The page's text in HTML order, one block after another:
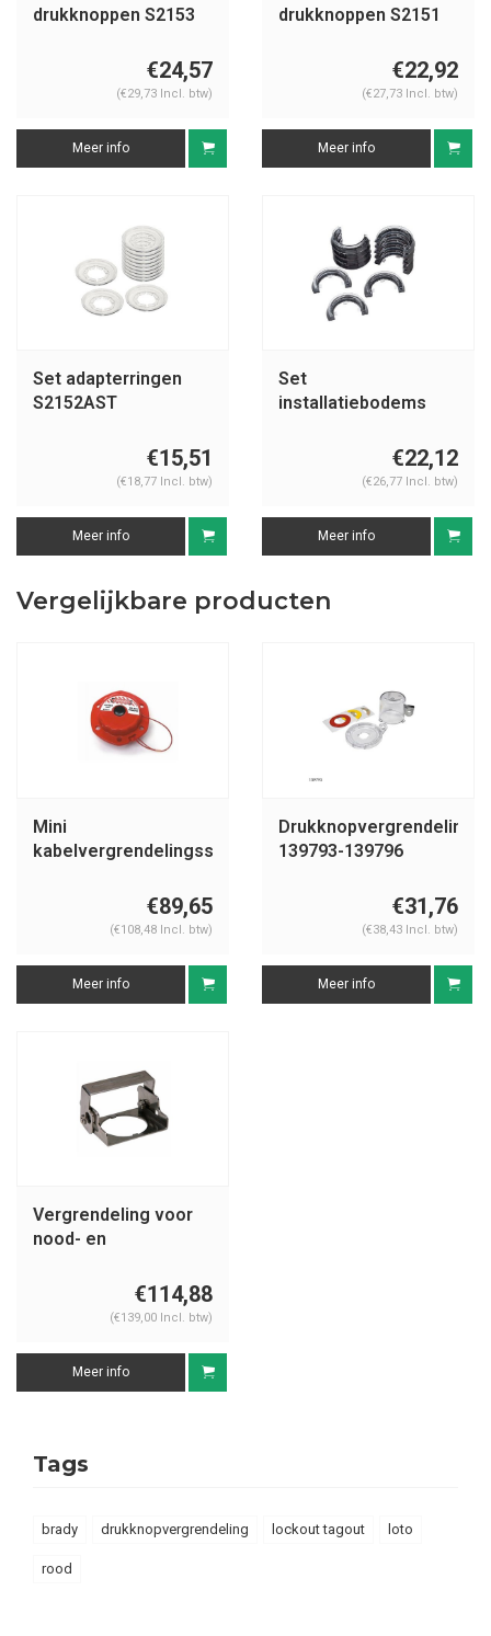
drukknoppen S2153
€24,57
(€29,73 Incl. btw)
Meer info
drukknoppen S2151
€22,92
(€27,73 Incl. btw)
Meer info
Set adapterringen
S2152AST
€15,51
(€18,77 Incl. btw)
Meer info
Set
installatiebodems
€22,12
(€26,77 Incl. btw)
Meer info
Vergelijkbare producten
Mini
kabelvergrendelingssyteem
€89,65
(€108,48 Incl. btw)
Meer info
Drukknopvergrendeling
139793-139796
€31,76
(€38,43 Incl. btw)
Meer info
Vergrendeling voor
nood- en
€114,88
(€139,00 Incl. btw)
Meer info
Tags
brady drukknopvergrendeling lockout tagout loto
rood